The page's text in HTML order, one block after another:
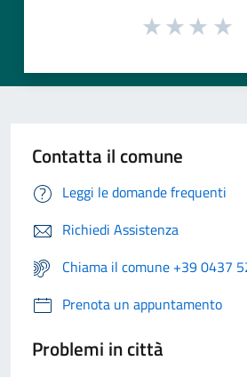
Contatta il comune
Leggi le domande frequenti
Richiedi Assistenza
Chiama il comune +39 0437
Prenota un appuntamento
Problemi in città